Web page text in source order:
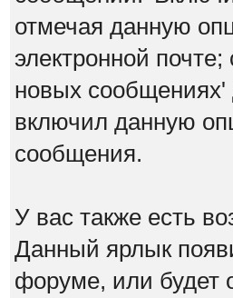
отмечая данную
электронной
новых
включил данную
сообщения.
У вас также есть
Данный ярлык
форуме, или будет